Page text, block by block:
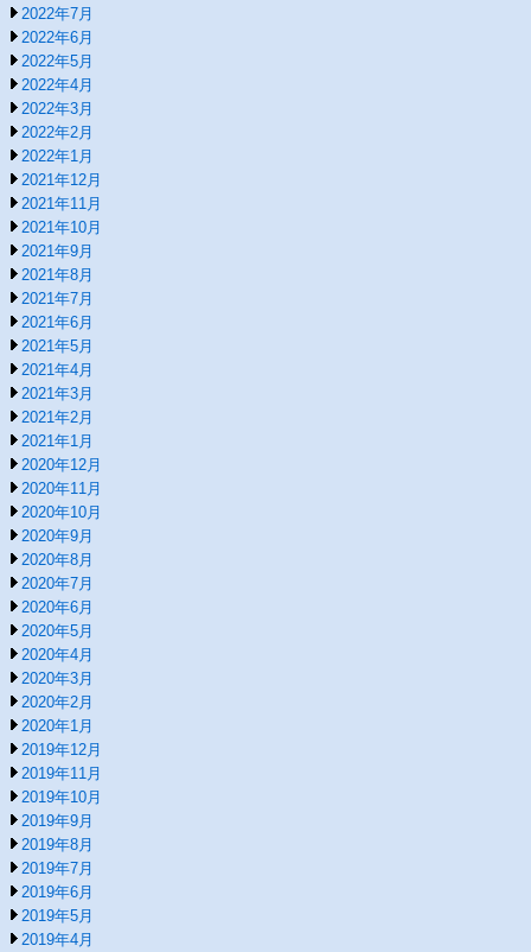
2022年7月
2022年6月
2022年5月
2022年4月
2022年3月
2022年2月
2022年1月
2021年12月
2021年11月
2021年10月
2021年9月
2021年8月
2021年7月
2021年6月
2021年5月
2021年4月
2021年3月
2021年2月
2021年1月
2020年12月
2020年11月
2020年10月
2020年9月
2020年8月
2020年7月
2020年6月
2020年5月
2020年4月
2020年3月
2020年2月
2020年1月
2019年12月
2019年11月
2019年10月
2019年9月
2019年8月
2019年7月
2019年6月
2019年5月
2019年4月